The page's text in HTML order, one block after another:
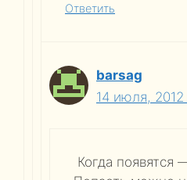
Ответить
barsag
14 июля, 2012
Когда появятся